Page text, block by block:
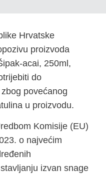
Hrvatske
proizvoda
acai, 250ml,
do
povećanog
u proizvodu.
Komisije (EU)
o najvećim
izvan snage